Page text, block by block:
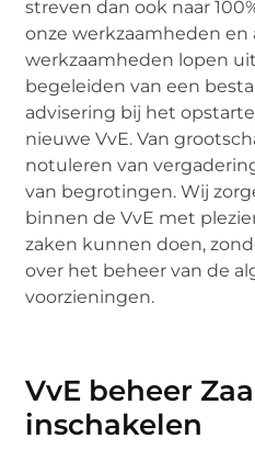
streven dan ook naar
onze werkzaamheden en
werkzaamheden lopen
begeleiden van een
advisering bij het
nieuwe VvE. Van
notuleren van
van begrotingen. Wij
binnen de VvE met
zaken kunnen doen,
over het beheer van de
voorzieningen.
VvE beheer
inschakelen